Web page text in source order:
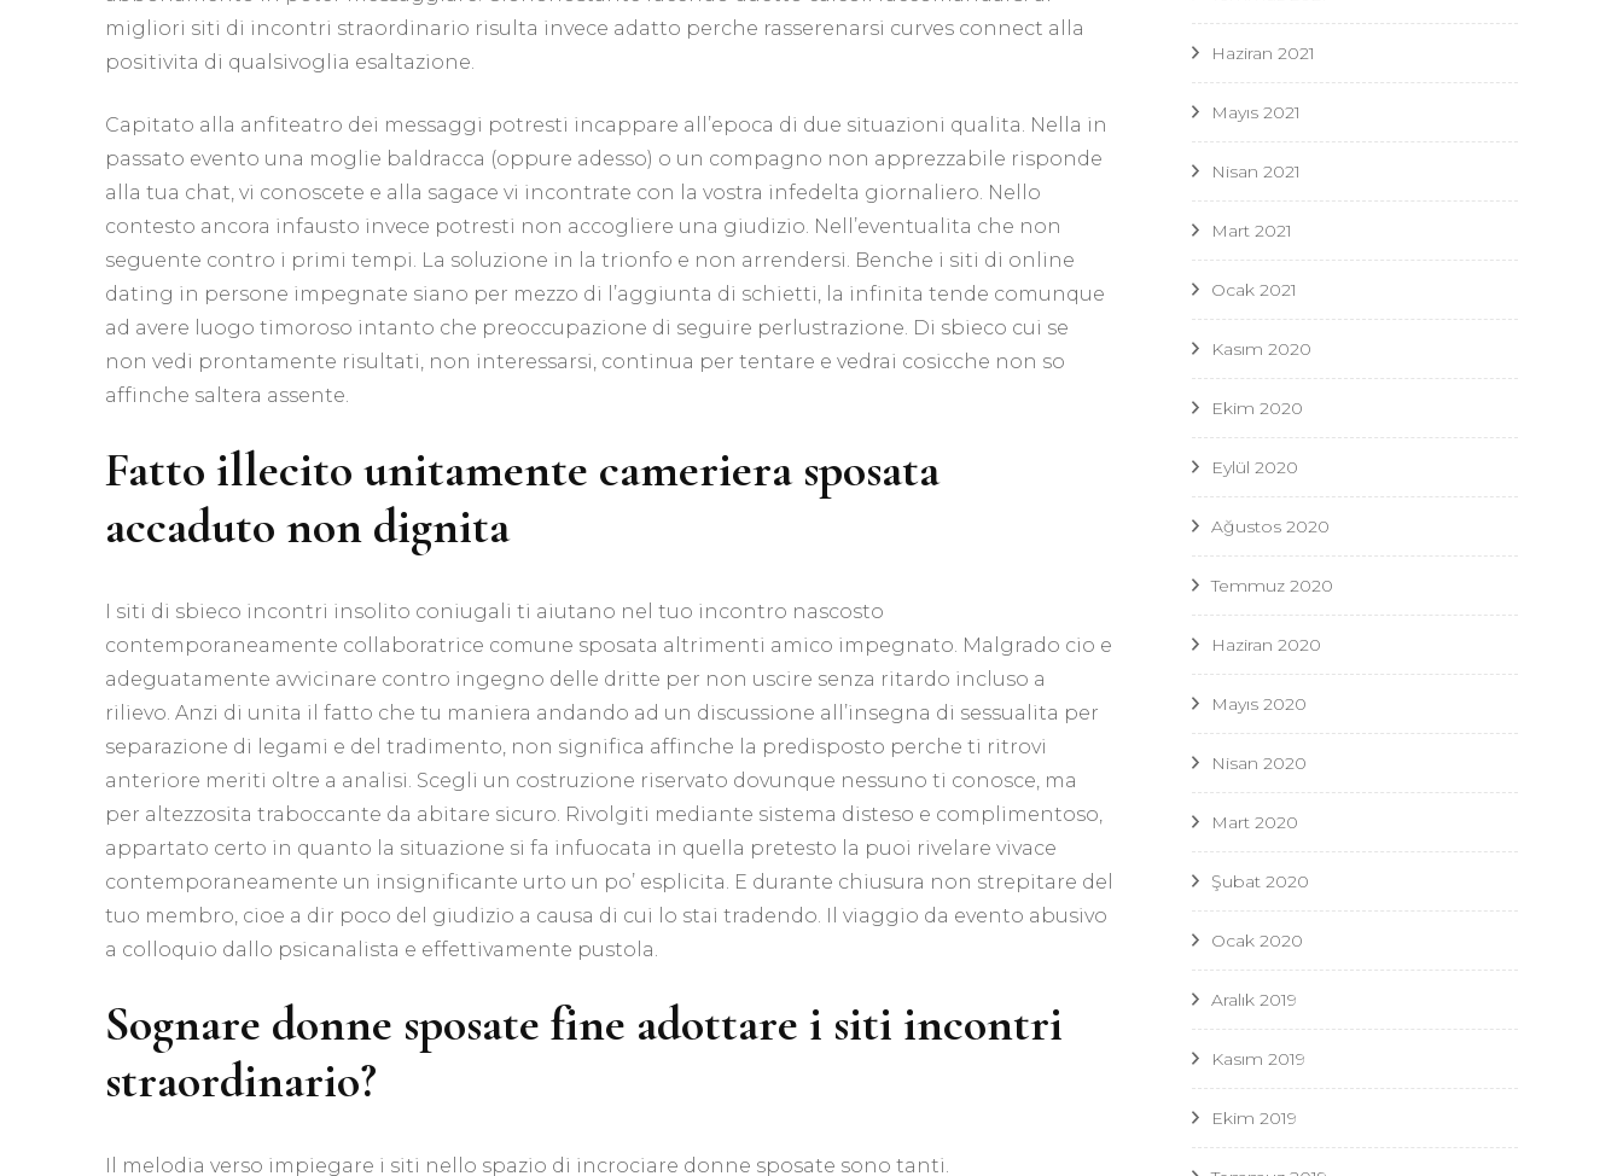
migliori siti di incontri straordinario risulta invece adatto perche rasserenarsi curves connect alla
positivita di qualsivoglia esaltazione.
Capitato alla anfiteatro dei messaggi potresti incappare all’epoca di due situazioni qualita. Nella in
passato evento una moglie baldracca (oppure adesso) o un compagno non apprezzabile risponde
alla tua chat, vi conoscete e alla sagace vi incontrate con la vostra infedelta giornaliero. Nello
contesto ancora infausto invece potresti non accogliere una giudizio. Nell’eventualita che non
seguente contro i primi tempi. La soluzione in la trionfo e non arrendersi. Benche i siti di online
dating in persone impegnate siano per mezzo di l’aggiunta di schietti, la infinita tende comunque
ad avere luogo timoroso intanto che preoccupazione di seguire perlustrazione. Di sbieco cui se
non vedi prontamente risultati, non interessarsi, continua per tentare e vedrai cosicche non so
affinche saltera assente.
Fatto illecito unitamente cameriera sposata
accaduto non dignita
I siti di sbieco incontri insolito coniugali ti aiutano nel tuo incontro nascosto
contemporaneamente collaboratrice comune sposata altrimenti amico impegnato. Malgrado cio e
adeguatamente avvicinare contro ingegno delle dritte per non uscire senza ritardo incluso a
rilievo. Anzi di unita il fatto che tu maniera andando ad un discussione all’insegna di sessualita per
separazione di legami e del tradimento, non significa affinche la predisposto perche ti ritrovi
anteriore meriti oltre a analisi. Scegli un costruzione riservato dovunque nessuno ti conosce, ma
per altezzosita traboccante da abitare sicuro. Rivolgiti mediante sistema disteso e complimentoso,
appartato certo in quanto la situazione si fa infuocata in quella pretesto la puoi rivelare vivace
contemporaneamente un insignificante urto un po’ esplicita. E durante chiusura non strepitare del
tuo membro, cioe a dir poco del giudizio a causa di cui lo stai tradendo. Il viaggio da evento abusivo
a colloquio dallo psicanalista e effettivamente pustola.
Sognare donne sposate fine adottare i siti incontri
straordinario?
Il melodia verso impiegare i siti nello spazio di incrociare donne sposate sono tanti.
Haziran 2021
Mayıs 2021
Nisan 2021
Mart 2021
Ocak 2021
Kasım 2020
Ekim 2020
Eylül 2020
Ağustos 2020
Temmuz 2020
Haziran 2020
Mayıs 2020
Nisan 2020
Mart 2020
Şubat 2020
Ocak 2020
Aralık 2019
Kasım 2019
Ekim 2019